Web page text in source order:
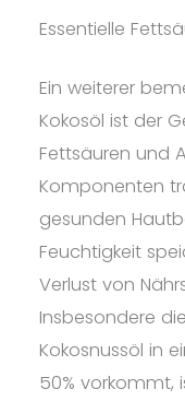
Essentielle
Ein weiterer
Kokosöl ist der
Fettsäuren und
Komponenten
gesunden
Feuchtigkeit
Verlust von
Insbesondere
Kokosnussöl in
50% vorkommt,